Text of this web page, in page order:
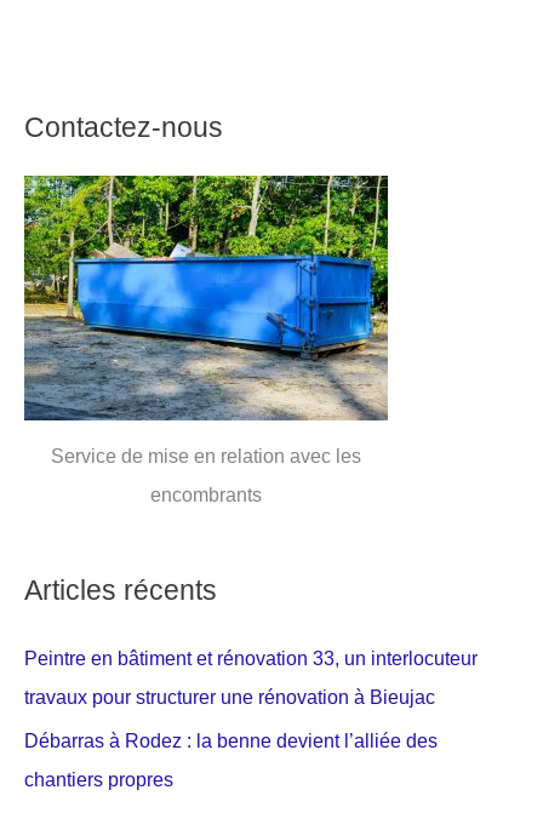
Contactez-nous
Service de mise en relation avec les
encombrants
Articles récents
Peintre en bâtiment et rénovation 33, un interlocuteur
travaux pour structurer une rénovation à Bieujac
Débarras à Rodez : la benne devient l’alliée des
chantiers propres